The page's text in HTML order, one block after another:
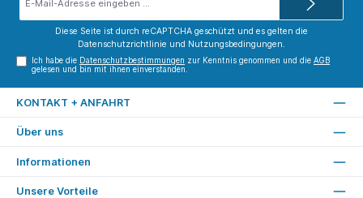
Diese Seite ist durch reCAPTCHA geschützt und es gelten die
Datenschutzrichtlinie und Nutzungsbedingungen.
Ich habe die Datenschutzbestimmungen zur Kenntnis genommen und dieAGB
gelesen und bin mit ihnen einverstanden.
KONTAKT + ANFAHRT
Über uns
Informationen
Unsere Vorteile